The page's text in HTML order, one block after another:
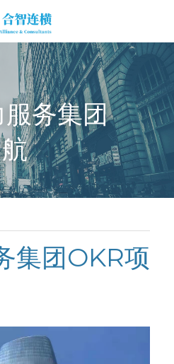
务集团
集团OKR项